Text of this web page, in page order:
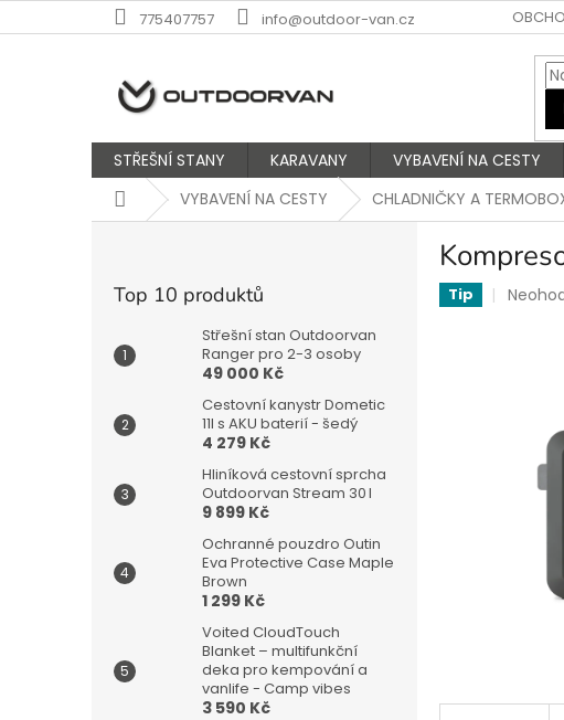
na
775407757 info@outdoor-van.cz
STŘEŠNÍ STANY KARAVANY VYBAVENÍ NA CESTY
DomůVYBAVENÍ NA CESTY CHLADNIČKY A
Top 10 produktů
Střešní stan Outdoorvan
Ranger pro 2-3 osoby
49 000 Kč
Cestovní kanystr Dometic
11l s AKU baterií - šedý
4 279 Kč
Hliníková cestovní sprcha
Outdoorvan Stream 30 l
9 899 Kč
Ochranné pouzdro Outin
Eva Protective Case Maple
Brown
1 299 Kč
Voited CloudTouch
Blanket – multifunkční
deka pro kempování a
vanlife - Camp vibes
3 590 Kč
Tip